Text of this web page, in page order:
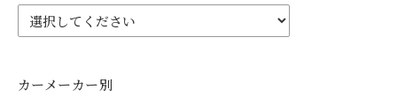
カーメーカー別